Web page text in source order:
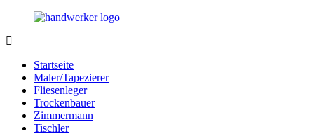
Zurück
Inhalt
Handwerker.de
Ihrer
Nähe
Startseite
Maler/Tapezierer
Fliesenleger
Trockenbauer
Zimmermann
Tischler